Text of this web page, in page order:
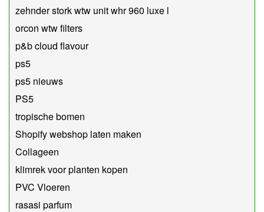
zehnder stork wtw unit whr 960 luxe l
orcon wtw filters
p&b cloud flavour
ps5
ps5 nieuws
PS5
tropische bomen
Shopify webshop laten maken
Collageen
klimrek voor planten kopen
PVC Vloeren
rasasi parfum